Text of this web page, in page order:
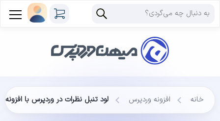
خانه افزونه وردپرس لود تنبل نظرات در وردپرس با افزونه Lazy Load for Comments